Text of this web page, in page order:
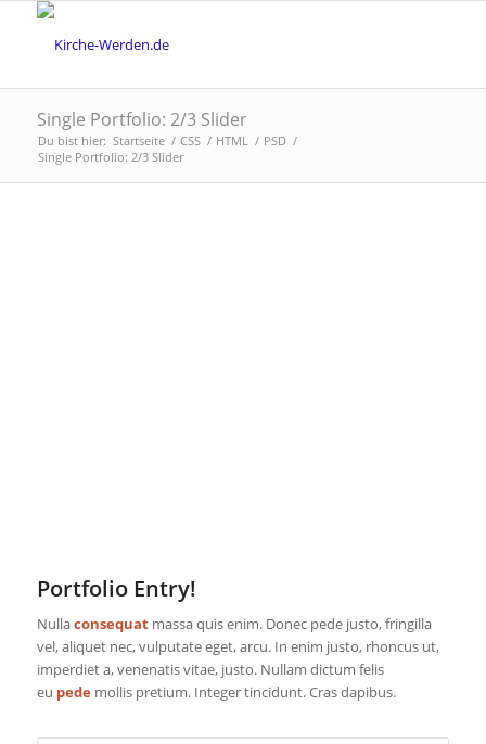
Single Portfolio: 2/3 Slider
Du bist hier: Startseite / CSS / HTML / PSD /
Single Portfolio: 2/3 Slider
Portfolio Entry!
Nullaconsequatmassa quis enim. Donec pede justo, fringilla
vel, aliquet nec, vulputate eget, arcu. In enim justo, rhoncus ut,
imperdiet a, venenatis vitae, justo. Nullam dictum felis
eu pedemollis pretium. Integer tincidunt. Cras dapibus.